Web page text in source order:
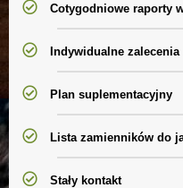
Cotygodniowe raporty
Indywidualne zalecenia
Plan suplementacyjny
Lista zamienników do
Stały kontakt